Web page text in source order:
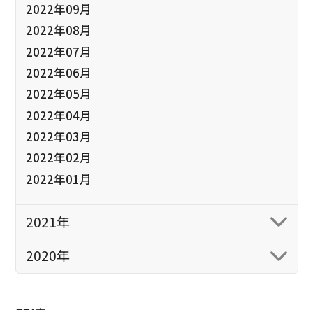
2022年09月
2022年08月
2022年07月
2022年06月
2022年05月
2022年04月
2022年03月
2022年02月
2022年01月
2021年
2020年